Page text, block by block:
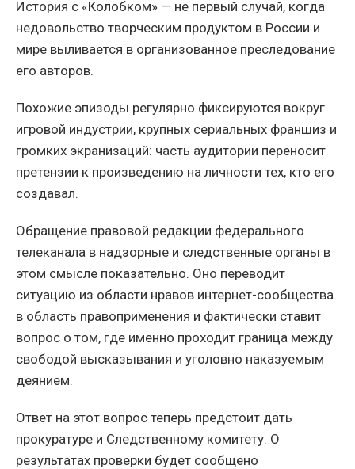
История с «Колобком» — не первый случай, когда
недовольство творческим продуктом в России и
мире выливается в организованное преследование
его авторов.
Похожие эпизоды регулярно фиксируются вокруг
игровой индустрии, крупных сериальных франшиз и
громких экранизаций: часть аудитории переносит
претензии к произведению на личности тех, кто его
создавал.
Обращение правовой редакции федерального
телеканала в надзорные и следственные органы в
этом смысле показательно. Оно переводит
ситуацию из области нравов интернет-сообщества
в область правоприменения и фактически ставит
вопрос о том, где именно проходит граница между
свободой высказывания и уголовно наказуемым
деянием.
Ответ на этот вопрос теперь предстоит дать
прокуратуре и Следственному комитету. О
результатах проверки будет сообщено